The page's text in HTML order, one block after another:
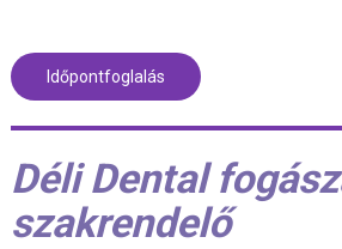
Időpontfoglalás
Déli Dental
szakrendelő